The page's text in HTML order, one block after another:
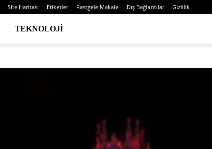
Site Haritası Etiketler Rastgele Makale Dış Bağlantılar Gizlilik
TEKNOLOJI